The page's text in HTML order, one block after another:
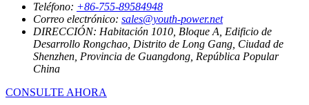
Teléfono: +86-755-89584948
Correo electrónico: sales@youth-power.net
DIRECCIÓN: Habitación 1010, Bloque A, Edificio de
Desarrollo Rongchao, Distrito de Long Gang, Ciudad de
Shenzhen, Provincia de Guangdong, República Popular
China
CONSULTE AHORA